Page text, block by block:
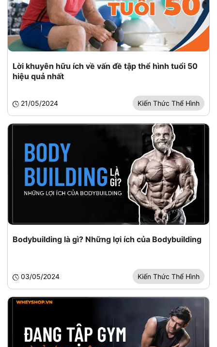
Lời khuyên hữu ích về vấn đề tập thể hình tuổi 50
hiệu quả nhất
21/05/2024 Kiến Thức Thể Hình
Bodybuilding là gì? Những lợi ích của Bodybuilding
03/05/2024 Kiến Thức Thể Hình